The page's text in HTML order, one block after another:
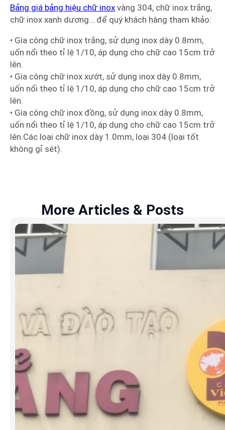
Bảng giá bảng hiệu chữ inox vàng 304, chữ inox trắng,
chữ inox xanh dương… để quý khách hàng tham khảo:
• Gia công chữ inox trắng, sử dụng inox dày 0.8mm,
uốn nổi theo tỉ lệ 1/10, áp dụng cho chữ cao 15cm trở
lên.
• Gia công chữ inox xướt, sử dụng inox dày 0.8mm,
uốn nổi theo tỉ lệ 1/10, áp dụng cho chữ cao 15cm trở
lên.
• Gia công chữ inox đồng, sử dụng inox dày 0.8mm,
uốn nổi theo tỉ lệ 1/10, áp dụng cho chữ cao 15cm trở
lên.Các loại chữ inox dày 1.0mm, loại 304 (loại tốt
không gỉ sét).
More Articles & Posts